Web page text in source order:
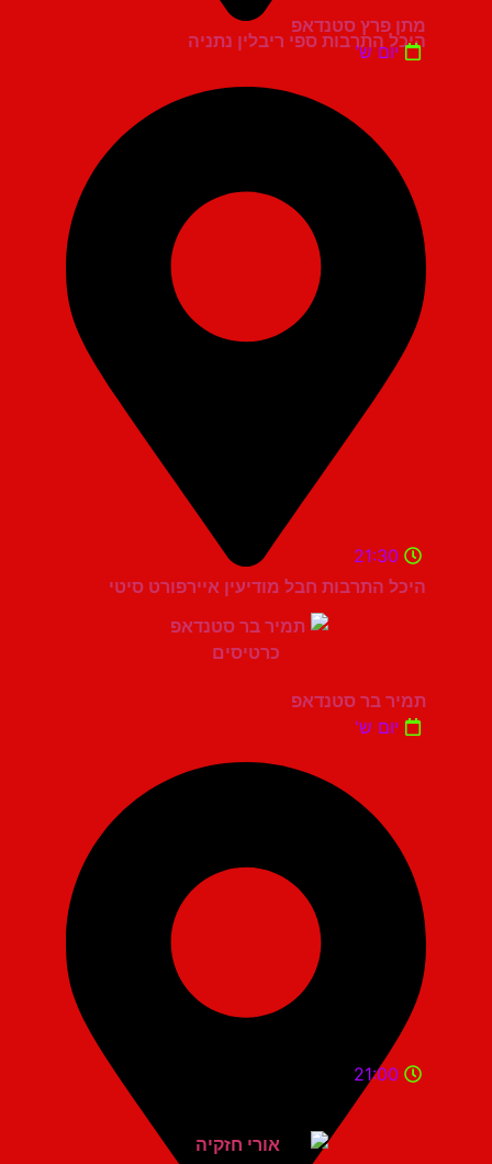
היכל התרבות ספי ריבלין נתניה
מתן פרץ סטנדאפ
יום ש'
היכל התרבות חבל מודיעין איירפורט סיטי
21:30
תמיר בר סטנדאפ
יום ש'
21:00